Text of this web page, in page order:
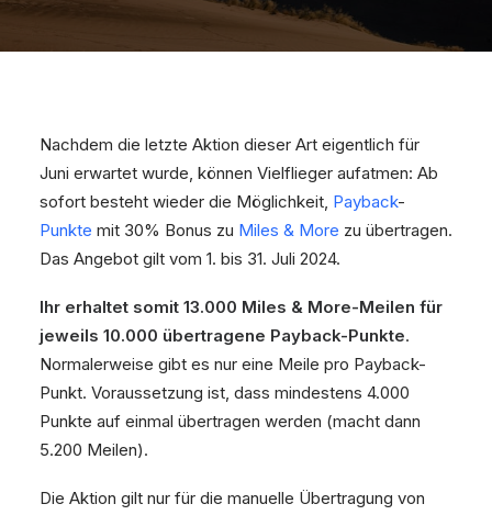
Nachdem die letzte Aktion dieser Art eigentlich für
Juni erwartet wurde, können Vielflieger aufatmen: Ab
sofort besteht wieder die Möglichkeit, Payback-
Punkte mit 30% Bonus zu Miles & More zu übertragen.
Das Angebot gilt vom 1. bis 31. Juli 2024.
Ihr erhaltet somit 13.000 Miles & More-Meilen für
jeweils 10.000 übertragene Payback-Punkte.
Normalerweise gibt es nur eine Meile pro Payback-
Punkt. Voraussetzung ist, dass mindestens 4.000
Punkte auf einmal übertragen werden (macht dann
5.200 Meilen).
Die Aktion gilt nur für die manuelle Übertragung von